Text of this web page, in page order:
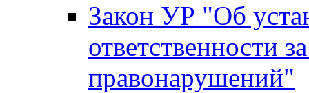
Закон УР "Об
ответственности
правонарушений"